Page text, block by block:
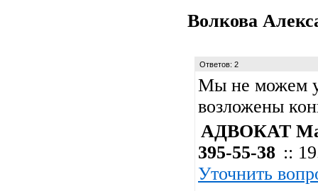
Волкова
Ответов: 2
Мы не можем
возложены
АДВОКАТ
395-55-38 ::
Уточнить